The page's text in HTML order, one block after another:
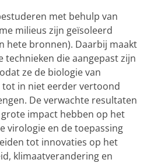
met behulp van
milieus zijn geïsoleerd
hete bronnen). Daarbij maakt
technieken die aangepast zijn
ze de biologie van
tot in niet eerder vertoond
De verwachte resultaten
impact hebben op het
virologie en de toepassing
tot innovaties op het
klimaatverandering en